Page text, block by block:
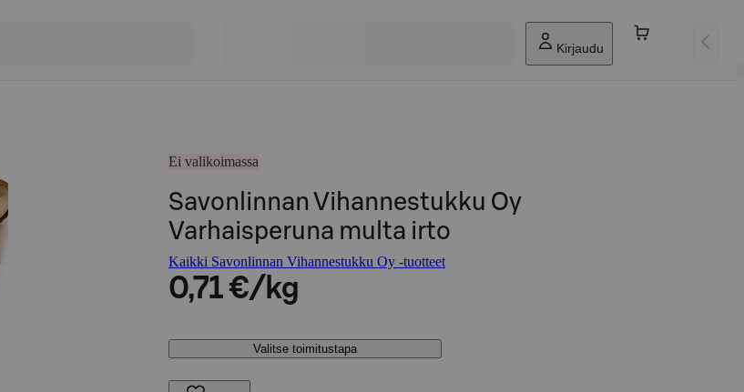
Kirjaudu
Ei valikoimassa
Savonlinnan Vihannestukku Oy
Varhaisperuna multa irto
Kaikki Savonlinnan Vihannestukku Oy -tuotteet
0,71 €/kg
Valitse toimitustapa